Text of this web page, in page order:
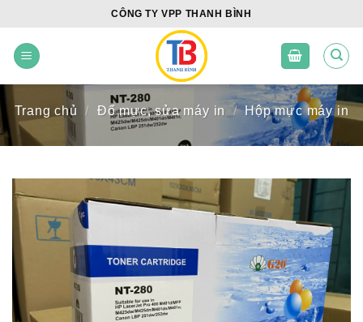
content
CÔNG TY VPP THANH BÌNH
Trang chủ / Đổ mực, sửa máy in / Hộp mực máy in